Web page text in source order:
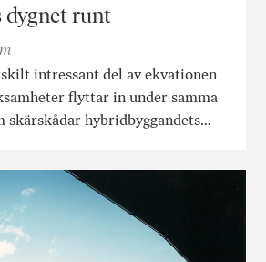
runt
intressant del av ekvationen
flyttar in under samma
skärskådar hybridbyggandets…